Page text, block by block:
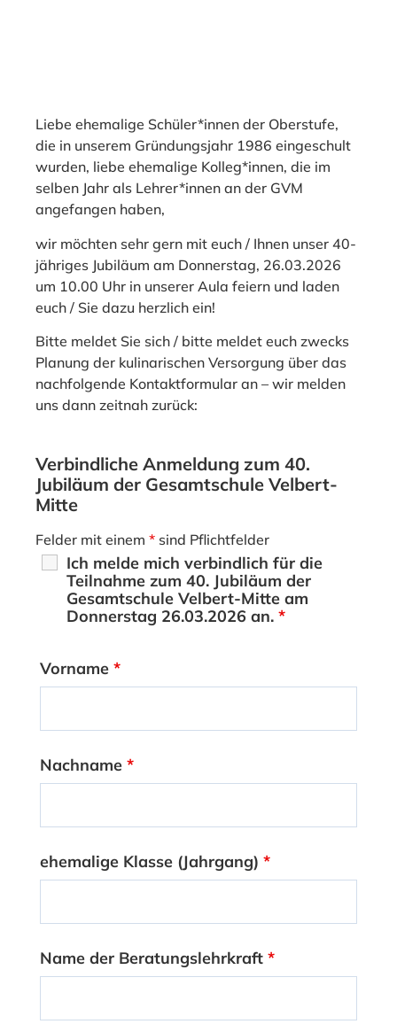
Liebe ehemalige Schüler*innen der Oberstufe,
die in unserem Gründungsjahr 1986 eingeschult
wurden, liebe ehemalige Kolleg*innen, die im
selben Jahr als Lehrer*innen an der GVM
angefangen haben,
wir möchten sehr gern mit euch / Ihnen unser 40-
jähriges Jubiläum am Donnerstag, 26.03.2026
um 10.00 Uhr in unserer Aula feiern und laden
euch / Sie dazu herzlich ein!
Bitte meldet Sie sich / bitte meldet euch zwecks
Planung der kulinarischen Versorgung über das
nachfolgende Kontaktformular an – wir melden
uns dann zeitnah zurück:
Verbindliche Anmeldung zum 40.
Jubiläum der Gesamtschule Velbert-
Mitte
Felder mit einem * sind Pflichtfelder
Ich melde mich verbindlich für die
Teilnahme zum 40. Jubiläum der
Gesamtschule Velbert-Mitte am
Donnerstag 26.03.2026 an. *
Vorname *
Nachname *
ehemalige Klasse (Jahrgang) *
Name der Beratungslehrkraft *